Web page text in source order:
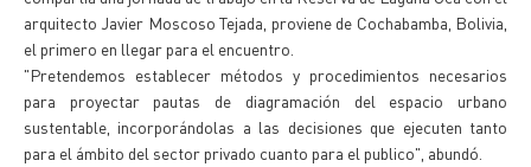
arquitecto Javier Moscoso Tejada, proviene de Cochabamba, Bolivia,
el primero en llegar para el encuentro.
"Pretendemos establecer métodos y procedimientos necesarios
para proyectar pautas de diagramación del espacio urbano
sustentable, incorporándolas a las decisiones que ejecuten tanto
para el ámbito del sector privado cuanto para el publico", abundó.